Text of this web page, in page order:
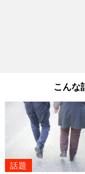
こんな
話題